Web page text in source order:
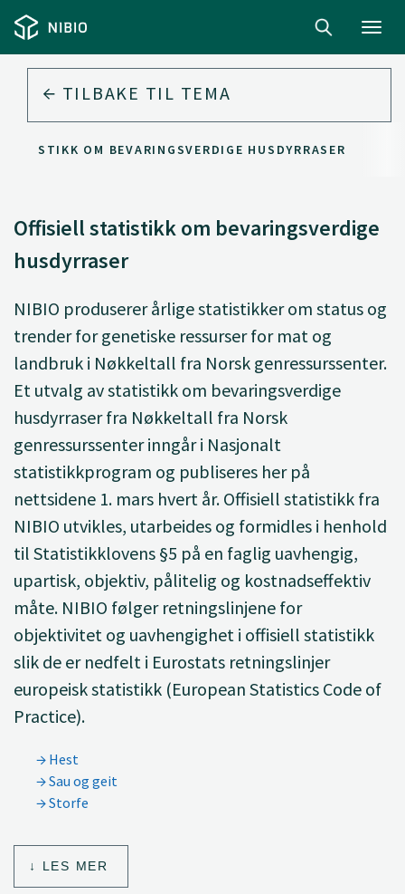
TILBAKE TIL TEMA
OM BEVARINGSVERDIGE HUSDYRRASER
Offisiell statistikk om bevaringsverdige
husdyrraser
NIBIO produserer årlige statistikker om status og
trender for genetiske ressurser for mat og
landbruk i Nøkkeltall fra Norsk genressurssenter.
Et utvalg av statistikk om bevaringsverdige
husdyrraser fra Nøkkeltall fra Norsk
genressurssenter inngår i Nasjonalt
statistikkprogram og publiseres her på
nettsidene 1. mars hvert år. Offisiell statistikk fra
NIBIO utvikles, utarbeides og formidles i henhold
til Statistikklovens §5 på en faglig uavhengig,
upartisk, objektiv, pålitelig og kostnadseffektiv
måte. NIBIO følger retningslinjene for
objektivitet og uavhengighet i offisiell statistikk
slik de er nedfelt i Eurostats retningslinjer
europeisk statistikk (European Statistics Code of
Practice).
Hest
Sau og geit
Storfe
LES MER